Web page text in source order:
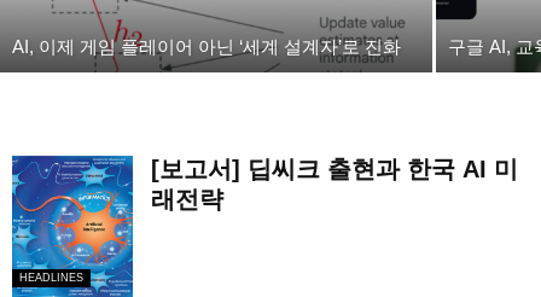
AI, 이제 게임 플레이어 아닌 ‘세계 설계자’로 진화 구글 AI, 교
HEADLINES
[보고서] 딥씨크 출현과 한국 AI 미
래전략